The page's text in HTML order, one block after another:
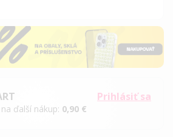
Prihlásiť sa
ďalší nákup: 0,90 €